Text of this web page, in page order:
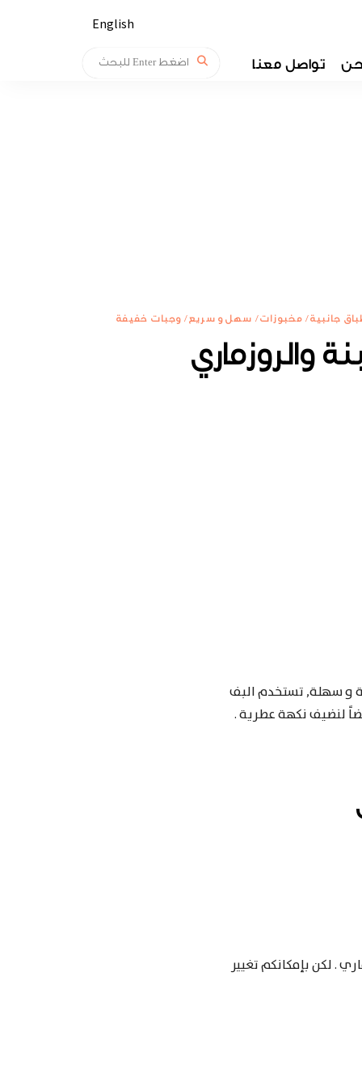
تواصل معنا
English
جانبية/ مخبوزات/ سهل و سريع/ وجبات خفيفة
والروزماري
و سهلة, تستخدم البف
لنضيف نكهة عطرية .
. لكن بإمكانكم تغيير